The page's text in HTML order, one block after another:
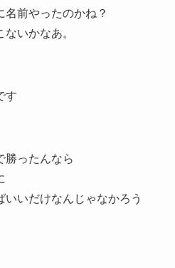
名前やったのかね？
いかなあ。
す
勝ったんなら
いだけなんじゃなかろう